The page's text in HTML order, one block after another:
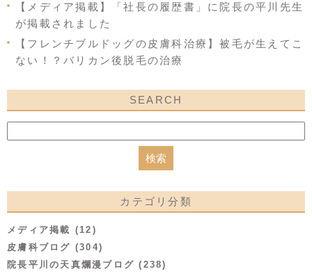
【メディア掲載】「社長の履歴書」に院長の平川先生
が掲載されました
【フレンチブルドッグの皮膚科治療】被毛が生えてこ
ない！？バリカン後脱毛の治療
SEARCH
カテゴリ分類
メディア掲載 (12)
皮膚科ブログ (304)
院長平川の天真爛漫ブログ (238)